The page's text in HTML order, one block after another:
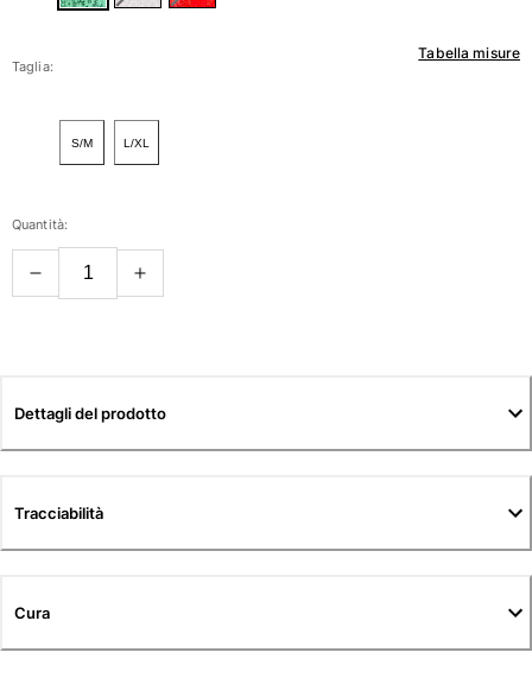
Vedi tutti i Donna
Costumi da bagno
Slips
Abiti
Shorts
T-Shirts
Tabella misure
Taglia:
S/M L/XL
Quantità:
Dettagli del prodotto
Tracciabilità
Cura